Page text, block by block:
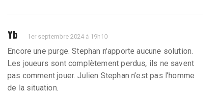
Yb 1er septembre 2024 à 19h10
Encore une purge. Stephan n’apporte aucune solution.
Les joueurs sont complètement perdus, ils ne savent
pas comment jouer. Julien Stephan n’est pas l’homme
de la situation.